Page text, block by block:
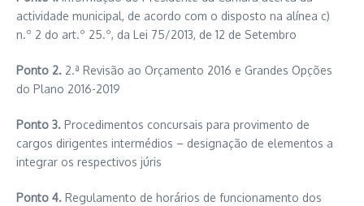
actividade municipal, de acordo com o disposto na alínea c)
n.º 2 do art.º 25.º, da Lei 75/2013, de 12 de Setembro
Ponto 2. 2.ª Revisão ao Orçamento 2016 e Grandes Opções
do Plano 2016-2019
Ponto 3. Procedimentos concursais para provimento de
cargos dirigentes intermédios – designação de elementos a
integrar os respectivos júris
Ponto 4. Regulamento de horários de funcionamento dos